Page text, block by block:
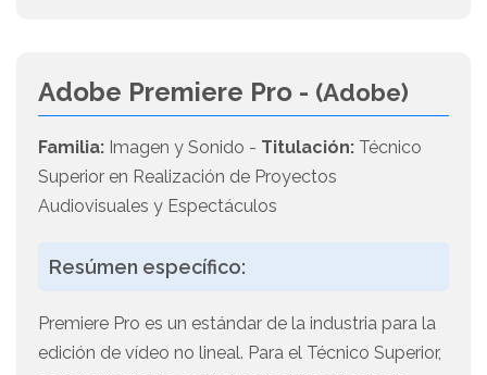
Adobe Premiere Pro - (Adobe)
Familia: Imagen y Sonido - Titulación: Técnico
Superior en Realización de Proyectos
Audiovisuales y Espectáculos
Resúmen específico:
Premiere Pro es un estándar de la industria para la
edición de vídeo no lineal. Para el Técnico Superior,